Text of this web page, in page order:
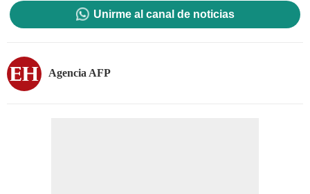
Unirme al canal de noticias
Agencia AFP